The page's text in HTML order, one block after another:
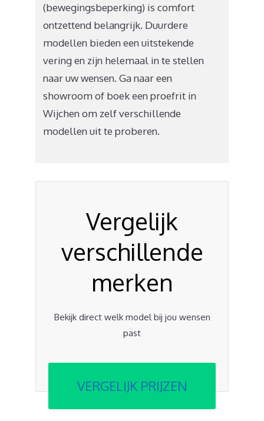
(bewegingsbeperking) is comfort
ontzettend belangrijk. Duurdere
modellen bieden een uitstekende
vering en zijn helemaal in te stellen
naar uw wensen. Ga naar een
showroom of boek een proefrit in
Wijchen om zelf verschillende
modellen uit te proberen.
Vergelijk
verschillende
merken
Bekijk direct welk model bij jou wensen
past
VERGELIJK PRIJZEN